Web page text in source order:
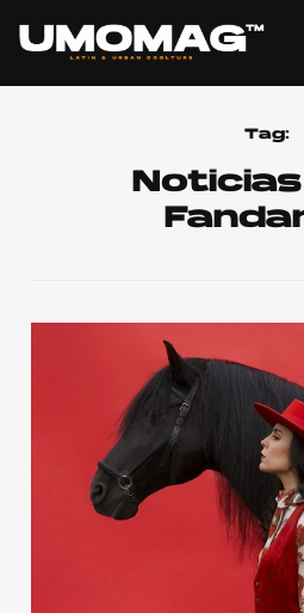
Home
Cover Story
Publicidad
Contacto
Tag: